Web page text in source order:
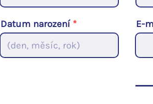
Datum narození E-